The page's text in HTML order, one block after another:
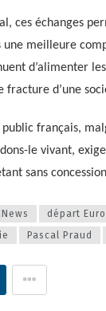
ces échanges
meilleure
d’alimenter
fracture d’une
français,
le vivant,
sans
départ
Pascal Praud